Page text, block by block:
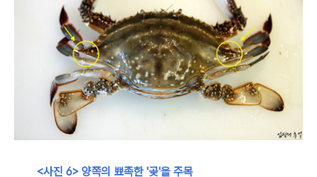
<사진 6> 양쪽의 뾰족한 '곶'을 주목